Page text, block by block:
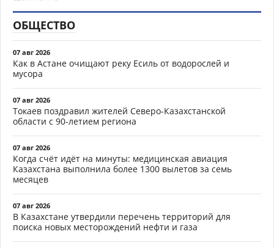
ОБЩЕСТВО
07 авг 2026
Как в Астане очищают реку Есиль от водорослей и
мусора
07 авг 2026
Токаев поздравил жителей Северо-Казахстанской
области с 90-летием региона
07 авг 2026
Когда счёт идёт на минуты: медицинская авиация
Казахстана выполнила более 1300 вылетов за семь
месяцев
07 авг 2026
В Казахстане утвердили перечень территорий для
поиска новых месторождений нефти и газа